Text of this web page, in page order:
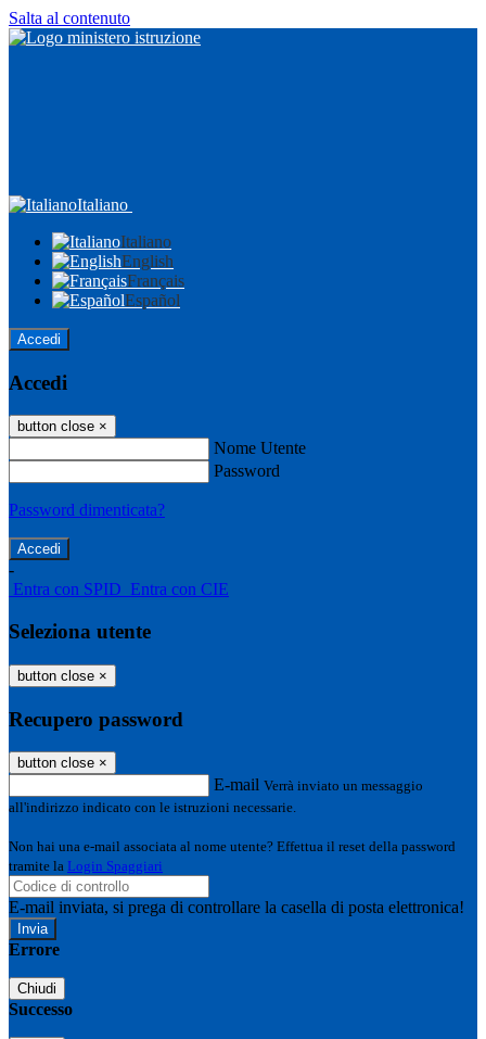
Salta al contenuto
Italiano
Italiano
English
Français
Español
Accedi
Accedi
button close ×
Nome Utente
Password
Password dimenticata?
-
Entra con SPID Entra con CIE
Seleziona utente
button close ×
Recupero password
button close ×
E-mail Verrà inviato un messaggio
all'indirizzo indicato con le istruzioni necessarie.
Non hai una e-mail associata al nome utente? Effettua il reset della password
tramite la Login Spaggiari
E-mail inviata, si prega di controllare la casella di posta elettronica!
Errore
Chiudi
Successo